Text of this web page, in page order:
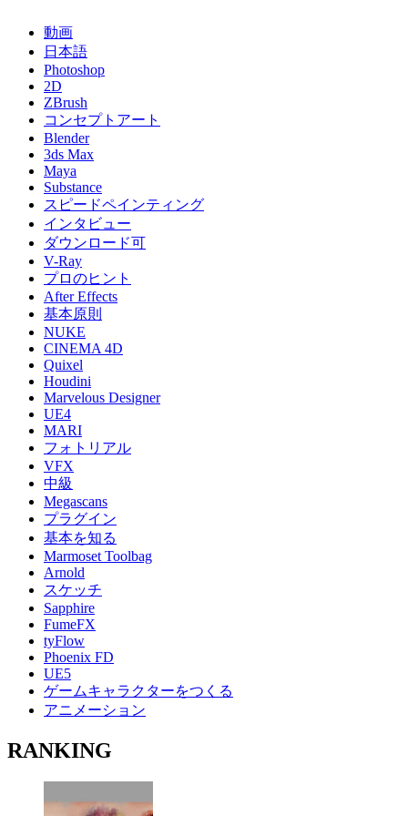
動画
日本語
Photoshop
2D
ZBrush
コンセプトアート
Blender
3ds Max
Maya
Substance
スピードペインティング
インタビュー
ダウンロード可
V-Ray
プロのヒント
After Effects
基本原則
NUKE
CINEMA 4D
Quixel
Houdini
Marvelous Designer
UE4
MARI
フォトリアル
VFX
中級
Megascans
プラグイン
基本を知る
Marmoset Toolbag
Arnold
スケッチ
Sapphire
FumeFX
tyFlow
Phoenix FD
UE5
ゲームキャラクターをつくる
アニメーション
RANKING